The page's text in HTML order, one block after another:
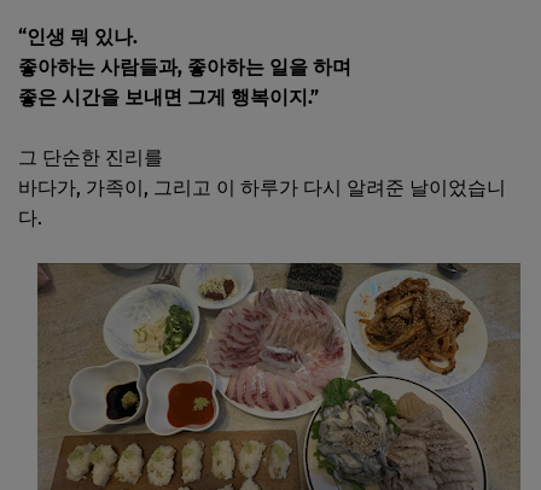
“인생 뭐 있나.
좋아하는 사람들과, 좋아하는 일을 하며
좋은 시간을 보내면 그게 행복이지.”
그 단순한 진리를
바다가, 가족이, 그리고 이 하루가 다시 알려준 날이었습니
다.